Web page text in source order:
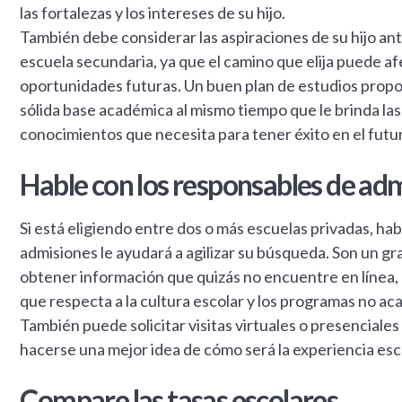
las fortalezas y los intereses de su hijo.
También debe considerar las aspiraciones de su hijo
escuela secundaria, ya que el camino que elija puede
oportunidades futuras. Un buen plan de estudios
sólida base académica al mismo tiempo que le brinda
conocimientos que necesita para tener éxito en el
Hable con los responsables de
Si está eligiendo entre dos o más escuelas privadas,
admisiones le ayudará a agilizar su búsqueda. Son un
obtener información que quizás no encuentre en
que respecta a la cultura escolar y los programas no
También puede solicitar visitas virtuales o presenciales
hacerse una mejor idea de cómo será la experiencia